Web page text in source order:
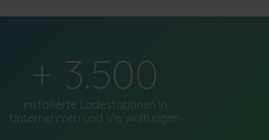
+ 3.500
installierte Ladestationen in
Unternehmen und Verwaltungen